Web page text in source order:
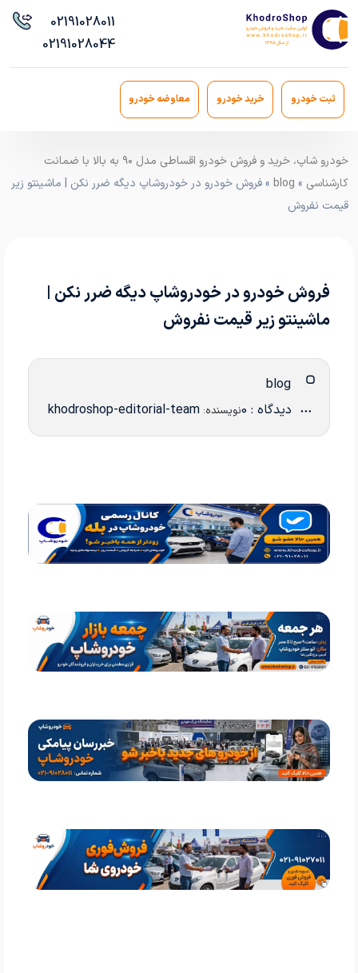
02191028011
02191028044
ثبت خودرو خرید خودرو معاوضه خودرو
خودرو شاپ، خرید و فروش خودرو اقساطی مدل ۹۰ به بالا با ضمانت
کارشناسی »
blog » فروش خودرو در خودروشاپ دیگه ضرر نکن | ماشینتو زیر
قیمت نفروش
فروش خودرو در خودروشاپ دیگه ضرر نکن |
ماشینتو زیر قیمت نفروش
دیدگاه : 0 نویسنده: khodroshop-editorial-team